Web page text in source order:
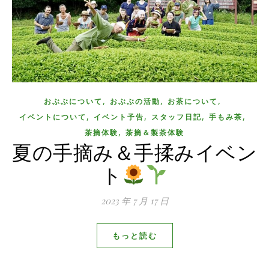
おぶぶについて , おぶぶの活動, お茶について ,
イベントについて , イベント予告, スタッフ日記, 手もみ茶,
茶摘体験, 茶摘＆製茶体験
夏の手摘み＆手揉みイベン
ト
2023 年 7 月 17 日
もっと読む